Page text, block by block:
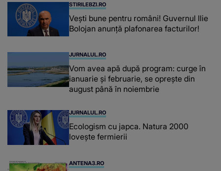
STIRILEBZI.RO
Vești bune pentru români! Guvernul Ilie
Bolojan anunță plafonarea facturilor!
JURNALUL.RO
Vom avea apă după program: curge în
ianuarie și februarie, se oprește din
august până în noiembrie
JURNALUL.RO
Ecologism cu japca. Natura 2000
lovește fermierii
ANTENA3.RO